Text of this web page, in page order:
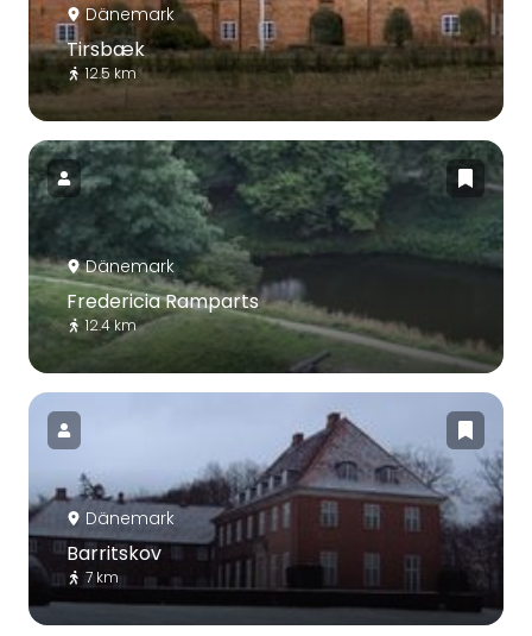
Dänemark
Tirsbæk
12.5 km
Dänemark
Fredericia Ramparts
12.4 km
Dänemark
Barritskov
7 km